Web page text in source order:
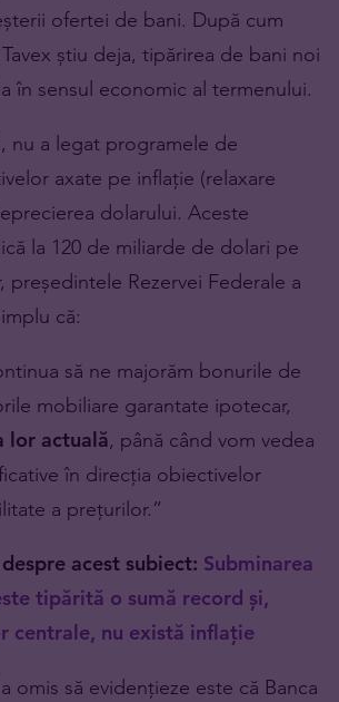
ofertei de bani. După cum
știu deja, tipărirea de bani noi
în sensul economic al termenului.
nu a legat programele de
axate pe inflație (relaxare
dolarului. Aceste
la 120 de miliarde de dolari pe
președintele Rezervei Federale a
că:
să ne majorăm bonurile de
mobiliare garantate ipotecar,
lor actuală, până când vom vedea
în direcția obiectivelor
a prețurilor.”
acest subiect: Subminarea
tipărită o sumă record și,
centrale, nu există inflație
omis să evidențieze este că Banca